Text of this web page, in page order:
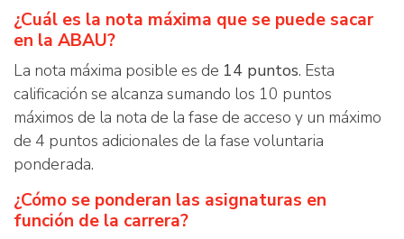
¿Cuál es la nota máxima que se puede sacar
en la ABAU?
La nota máxima posible es de 14 puntos. Esta
calificación se alcanza sumando los 10 puntos
máximos de la nota de la fase de acceso y un máximo
de 4 puntos adicionales de la fase voluntaria
ponderada.
¿Cómo se ponderan las asignaturas en
función de la carrera?